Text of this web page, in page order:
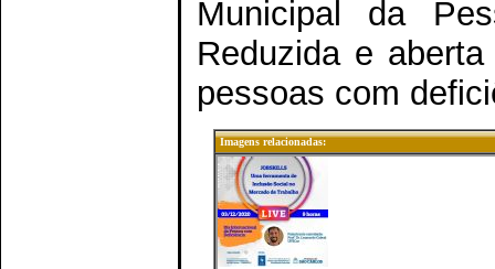
Municipal da
Reduzida e
pessoas com
Imagens relacionadas: